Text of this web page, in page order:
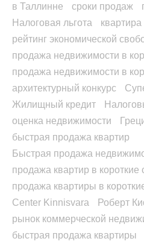
в Таллинне
сроки продаж
Налоговая льгота
квартира
рейтинг экономической
продажа недвижимости в
продажа недвижимости в
архитектурный конкурс
Жилищный кредит
оценка недвижимости
быстрая продажа квартир
Быстрая продажа
продажа квартир в короткие
продажа квартиры в
Center Kinnisvara
Роберт
рынок коммерческой
быстрая продажа квартиры